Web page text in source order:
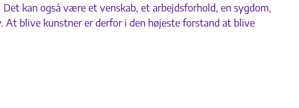
kan også være et venskab, et arbejdsforhold, en sygdom,
blive kunstner er derfor i den højeste forstand at blive